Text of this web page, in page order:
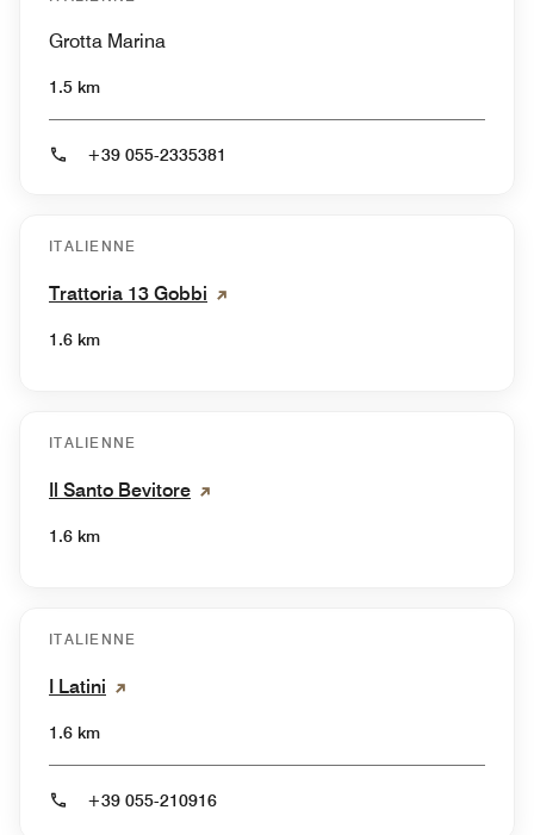
Grotta Marina
1.5 km
+39 055-2335381
ITALIENNE
Trattoria 13 Gobbi
1.6 km
ITALIENNE
Il Santo Bevitore
1.6 km
ITALIENNE
I Latini
1.6 km
+39 055-210916